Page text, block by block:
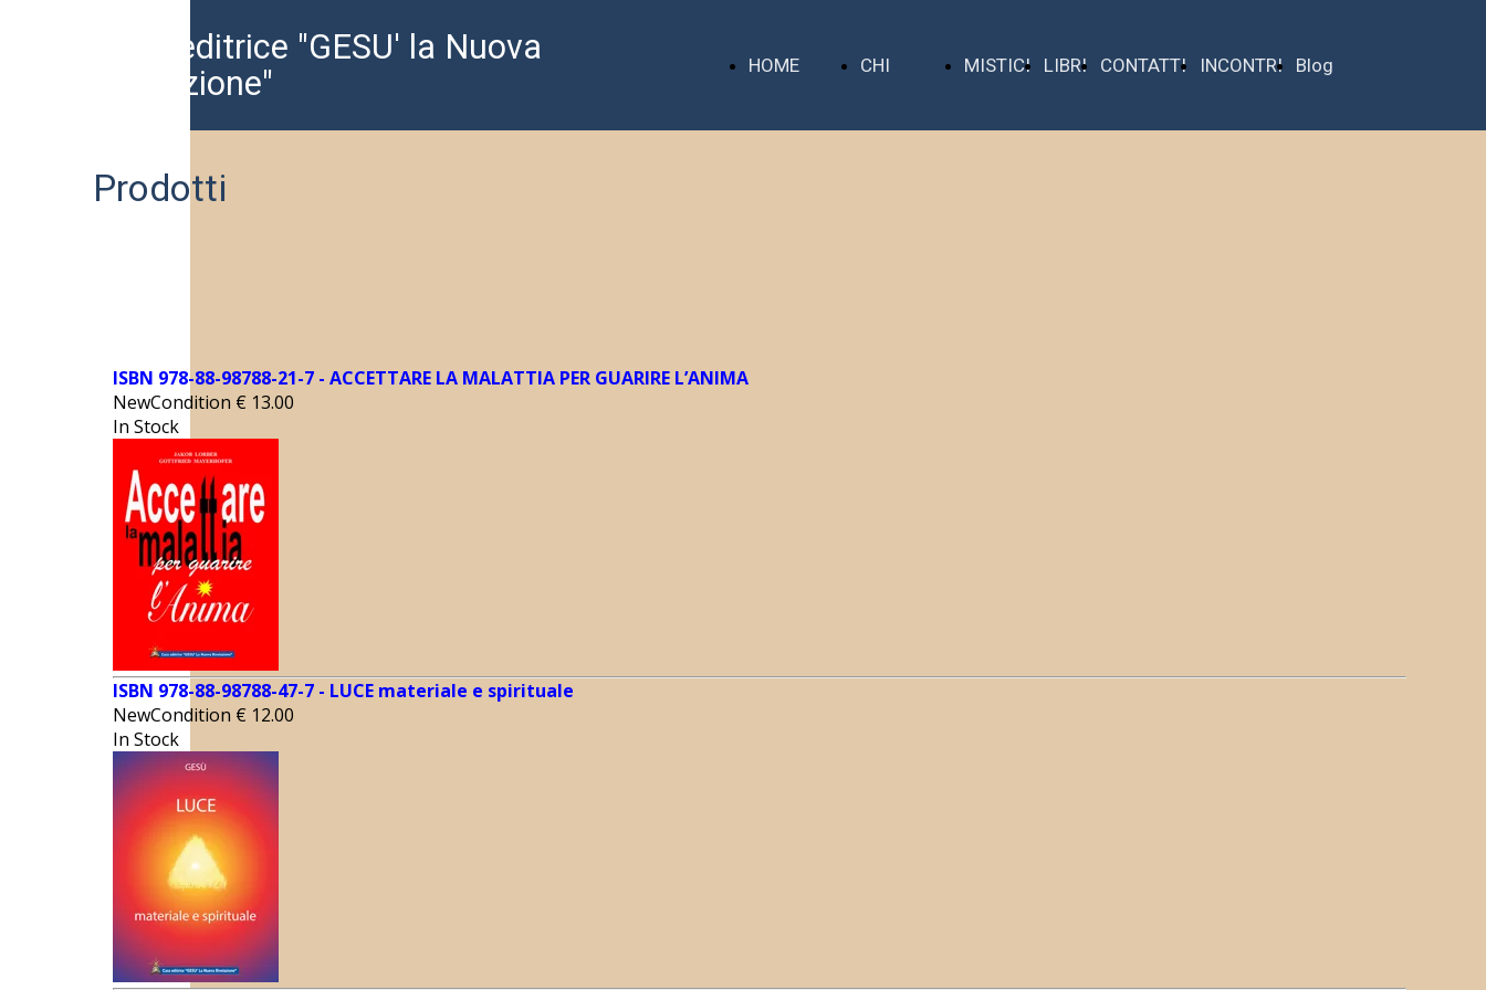
HOME CHI MISTICI LIBRI CONTATTI INCONTRI Blog
Casa editrice "GESU' la Nuova
Rivelazione"
Prodotti
ISBN 978-88-98788-21-7 - ACCETTARE LA MALATTIA PER GUARIRE L’ANIMA
NewCondition € 13.00
In Stock
ISBN 978-88-98788-47-7 - LUCE materiale e spirituale
NewCondition € 12.00
In Stock